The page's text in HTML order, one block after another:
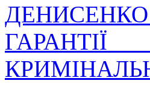
ДЕНИСЕНКО